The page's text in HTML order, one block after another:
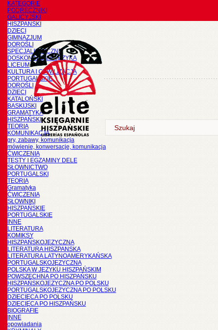
KATEGORIE
PODRĘCZNIKI
GALICYJSKI
HISZPAŃSKI
DZIECI
GIMNAZJUM
DOROŚLI
SPECJALISTYCZNE
DOSKONALENIE JĘZYKA
LICEUM
KULTURA I CYWILIZACJA
PORTUGALSKIE
DOROŚLI
DZIECI
KATALOŃSKI
BASKIJSKI
GRAMATYKA
HISZPAŃSKI
TEORIA
KOMUNIKACJA
gry, zabawy, komunikacja
mówienie, konwersacje, komunikacja
ĆWICZENIA
TESTY I EGZAMINY DELE
SŁOWNICTWO
PORTUGALSKI
TEORIA
Gramatyka
ĆWICZENIA
SŁOWNIKI
HISZPAŃSKIE
PORTUGALSKIE
INNE
LITERATURA
KOMIKSY
HISZPAŃSKOJĘZYCZNA
LITERATURA HISZPANSKA
LITERATURA LATYNOAMERYKAŃSKA
PORTUGALSKOJĘZYCZNA
POLSKA W JĘZYKU HISZPAŃSKIM
POWSZECHNA PO HISZPAŃSKU
HISZPAŃSKOJĘZYCZNA PO POLSKU
PORTUGALSKOJĘZYCZNA PO POLSKU
DZIECIĘCA PO POLSKU
DZIECIĘCA PO HISZPAŃSKU
BIOGRAFIE
INNE
opowiadania